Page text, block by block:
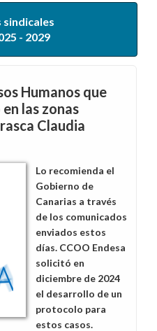
sindicales
- 2029
Humanos que
las zonas
Claudia
Lo recomienda el
Gobierno de
Canarias a través
de los comunicados
enviados estos
días. CCOO Endesa
solicitó en
diciembre de 2024
el desarrollo de un
protocolo para
estos casos.